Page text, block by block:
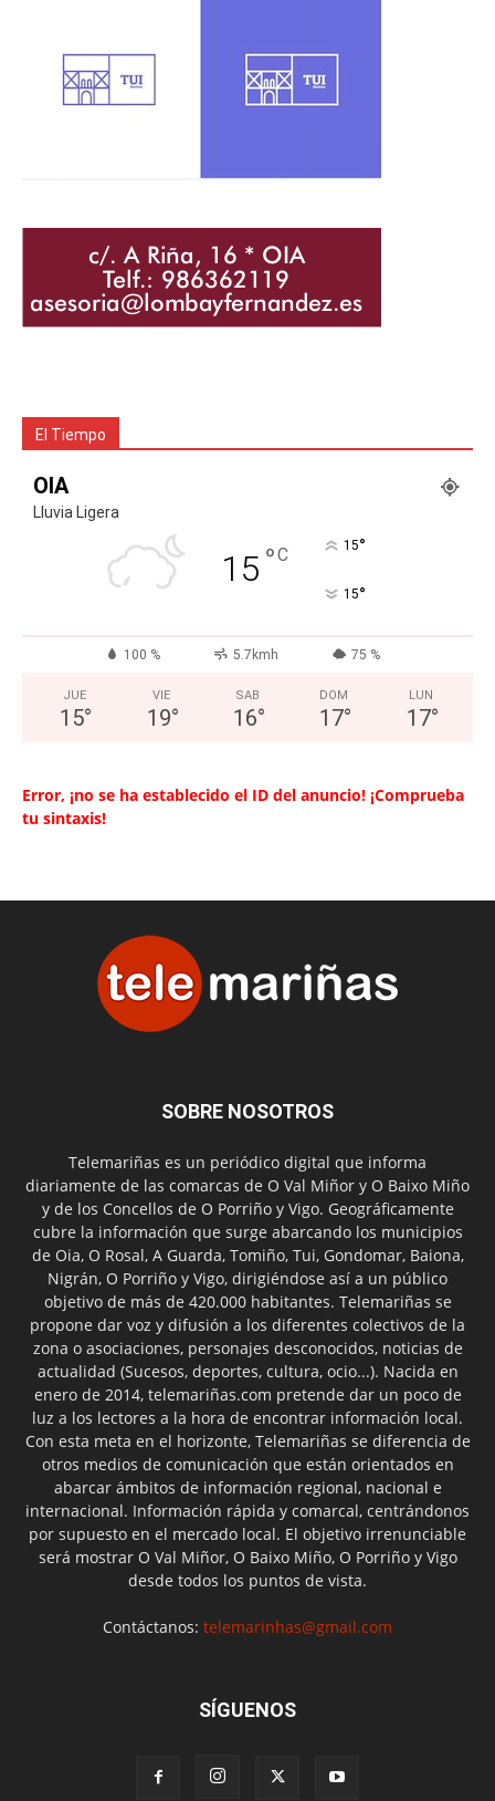
El Tiempo
OIA
Lluvia Ligera
15 °C 15°
15°
100 % 5.7kmh 75 %
JUE
15°
VIE
19°
SAB
16°
DOM
17°
LUN
17°
Error, ¡no se ha establecido el ID del anuncio! ¡Comprueba
tu sintaxis!
SOBRE NOSOTROS
Telemariñas es un periódico digital que informa
diariamente de las comarcas de O Val Miñor y O Baixo Miño
y de los Concellos de O Porriño y Vigo. Geográficamente
cubre la información que surge abarcando los municipios
de Oia, O Rosal, A Guarda, Tomiño, Tui, Gondomar, Baiona,
Nigrán, O Porriño y Vigo, dirigiéndose así a un público
objetivo de más de 420.000 habitantes. Telemariñas se
propone dar voz y difusión a los diferentes colectivos de la
zona o asociaciones, personajes desconocidos, noticias de
actualidad (Sucesos, deportes, cultura, ocio...). Nacida en
enero de 2014, telemariñas.com pretende dar un poco de
luz a los lectores a la hora de encontrar información local.
Con esta meta en el horizonte, Telemariñas se diferencia de
otros medios de comunicación que están orientados en
abarcar ámbitos de información regional, nacional e
internacional. Información rápida y comarcal, centrándonos
por supuesto en el mercado local. El objetivo irrenunciable
será mostrar O Val Miñor, O Baixo Miño, O Porriño y Vigo
desde todos los puntos de vista.
Contáctanos: telemarinhas@gmail.com
SÍGUENOS